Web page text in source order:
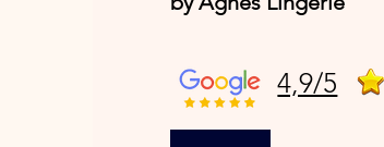
4,9/5